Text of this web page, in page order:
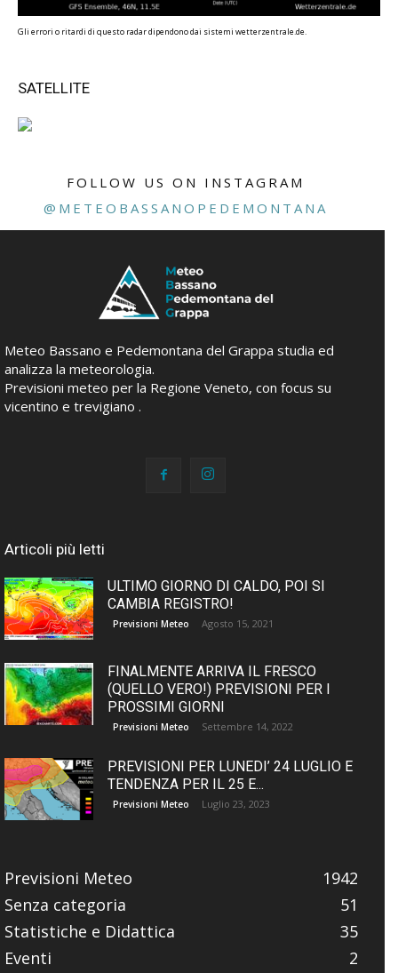
Gli errori o ritardi di questo radar dipendono dai sistemi wetterzentrale.de.
SATELLITE
FOLLOW US ON INSTAGRAM
@METEOBASSANOPEDEMONTANA
Meteo Bassano e Pedemontana del Grappa studia ed
analizza la meteorologia.
Previsioni meteo per la Regione Veneto, con focus su
vicentino e trevigiano .
Articoli più letti
ULTIMO GIORNO DI CALDO, POI SI
CAMBIA REGISTRO!
Previsioni Meteo Agosto 15, 2021
FINALMENTE ARRIVA IL FRESCO
(QUELLO VERO!) PREVISIONI PER I
PROSSIMI GIORNI
Previsioni Meteo Settembre 14, 2022
PREVISIONI PER LUNEDI’ 24 LUGLIO E
TENDENZA PER IL 25 E...
Previsioni Meteo Luglio 23, 2023
Previsioni Meteo
1942
Senza categoria
51
Statistiche e Didattica
35
Eventi
2